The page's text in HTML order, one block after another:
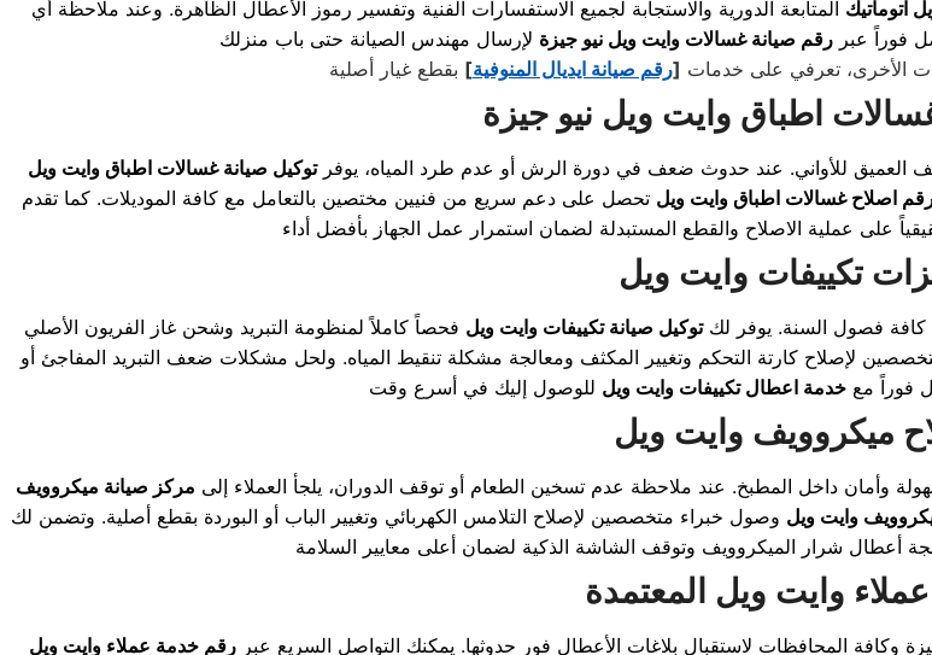
اتوماتيك المتابعة الدورية والاستجابة لجميع الاستفسارات الفنية وتفسير رموز الأعطال الظاهرة. وعند ملاحظة أي
فوراً عبر رقم صيانة غسالات وايت ويل نيو جيزة
الأخرى، تعرفي على خدمات [رقم صيانة ايديال المنوفية] بقطع غيار أصلية
اطباق وايت ويل نيو جيزة
العميق للأواني. عند حدوث ضعف في دورة الرش أو عدم طرد المياه، يوفرتوكيل صيانة غسالات اطباق وايت ويل
اصلاح غسالات اطباق وايت ويل تحصل على دعم سريع من فنيين مختصين بالتعامل مع كافة الموديلات. كما تقدم
تكييفات وايت ويل
كافة فصول السنة. يوفر لكتوكيل صيانة تكييفات وايت ويل فحصاً كاملاً لمنظومة التبريد وشحن غاز الفريون الأصلي
لإصلاح كارتة التحكم وتغيير المكثف ومعالجة مشكلة تنقيط المياه. ولحل مشكلات ضعف التبريد المفاجئ أو
فوراً معخدمة اعطال تكييفات وايت ويل
ميكروويف وايت ويل
وأمان داخل المطبخ. عند ملاحظة عدم تسخين الطعام أو توقف الدوران، يلجأ العملاء إلى مركز صيانة ميكروويف
وايت ويل وصول خبراء متخصصين لإصلاح التلامس الكهربائي وتغيير الباب أو البوردة بقطع أصلية. وتضمن لك
وايت ويل المعتمدة
المحافظات لاستقبال بلاغات الأعطال فور حدوثها. يمكنك التواصل السريع عبر رقم خدمة عملاء وايت ويل